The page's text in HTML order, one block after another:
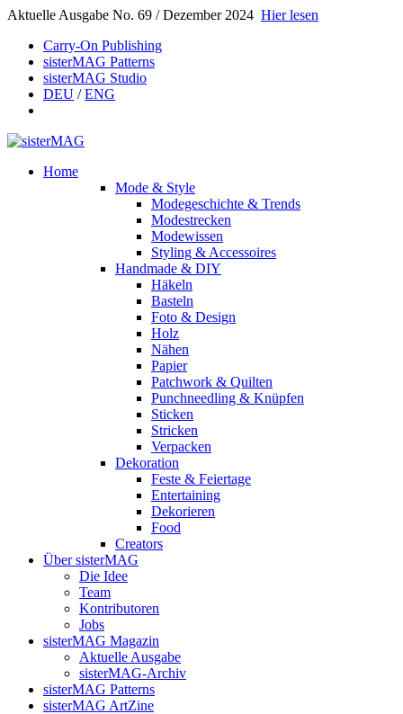
Aktuelle Ausgabe No. 69 / Dezember 2024 Hier lesen
Carry-On Publishing
sisterMAG Patterns
sisterMAG Studio
DEU /ENG
Home
Mode & Style
Modegeschichte & Trends
Modestrecken
Modewissen
Styling & Accessoires
Handmade & DIY
Häkeln
Basteln
Foto & Design
Holz
Nähen
Papier
Patchwork & Quilten
Punchneedling & Knüpfen
Sticken
Stricken
Verpacken
Dekoration
Feste & Feiertage
Entertaining
Dekorieren
Food
Creators
Über sisterMAG
Die Idee
Team
Kontributoren
Jobs
sisterMAG Magazin
Aktuelle Ausgabe
sisterMAG-Archiv
sisterMAG Patterns
sisterMAG ArtZine